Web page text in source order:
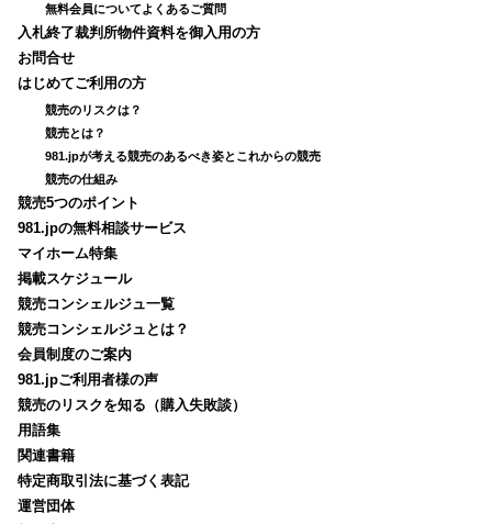
無料会員についてよくあるご質問
入札終了裁判所物件資料を御入用の方
お問合せ
はじめてご利用の方
競売のリスクは？
競売とは？
981.jpが考える競売のあるべき姿とこれからの競売
競売の仕組み
競売5つのポイント
981.jpの無料相談サービス
マイホーム特集
掲載スケジュール
競売コンシェルジュ一覧
競売コンシェルジュとは？
会員制度のご案内
981.jpご利用者様の声
競売のリスクを知る（購入失敗談）
用語集
関連書籍
特定商取引法に基づく表記
運営団体